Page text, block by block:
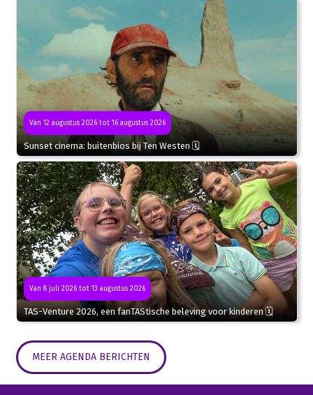
Van 12 augustus 2026 tot 16 augustus 2026
Sunset cinema: buitenbios bij Ten Westen 🗓
Van 8 juli 2026 tot 13 augustus 2026
TAS-Venture 2026, een fanTAStische beleving voor kinderen 🗓
MEER AGENDA BERICHTEN